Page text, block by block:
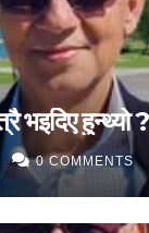
भइदिए हुन्थ्यो
0 COMMENTS